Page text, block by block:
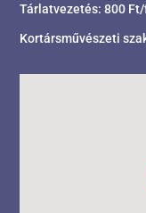
Tárlatvezetés: 800
Kortársművészeti